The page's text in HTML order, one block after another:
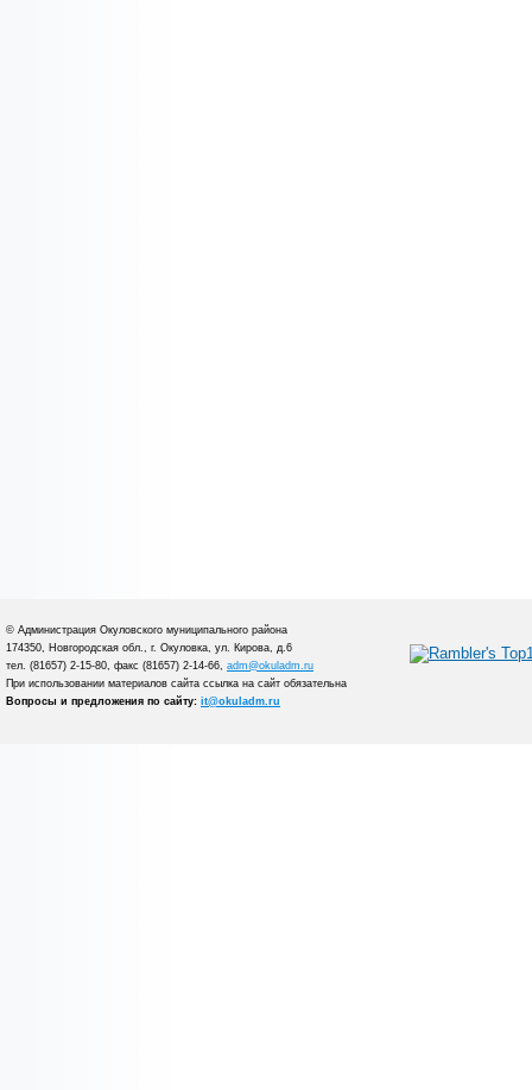
© Администрация Окуловского муниципального района
174350, Новгородская обл., г. Окуловка, ул. Кирова, д.6
тел. (81657) 2-15-80, факс (81657) 2-14-66, adm@okuladm.ru
При использовании материалов сайта ссылка на сайт обязательна
Вопросы и предложения по сайту: it@okuladm.ru